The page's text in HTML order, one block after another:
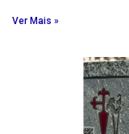
Ver Mais »